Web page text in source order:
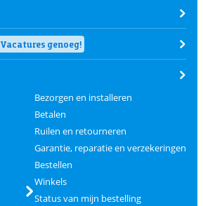
Vacatures genoeg!
Bezorgen en installeren
Betalen
Ruilen en retourneren
Garantie, reparatie en verzekeringen
Bestellen
Winkels
Status van mijn bestelling